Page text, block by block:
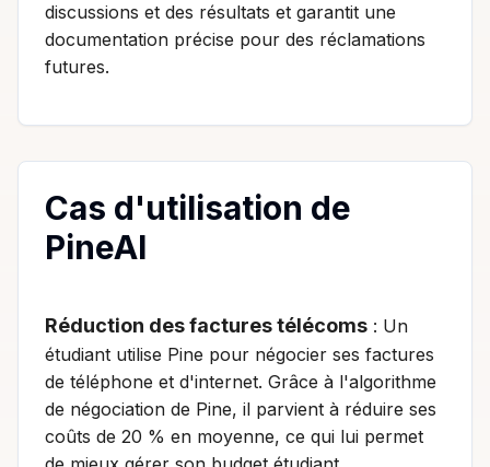
discussions et des résultats et garantit une
documentation précise pour des réclamations
futures.
Cas d'utilisation de
PineAI
Réduction des factures télécoms : Un
étudiant utilise Pine pour négocier ses factures
de téléphone et d'internet. Grâce à l'algorithme
de négociation de Pine, il parvient à réduire ses
coûts de 20 % en moyenne, ce qui lui permet